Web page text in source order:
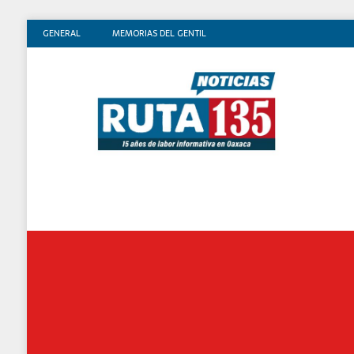
GENERAL MEMORIAS DEL GENTIL